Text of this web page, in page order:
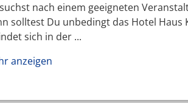
nach einem geeigneten
solltest Du unbedingt das Hotel Haus
sich in der ...
anzeigen